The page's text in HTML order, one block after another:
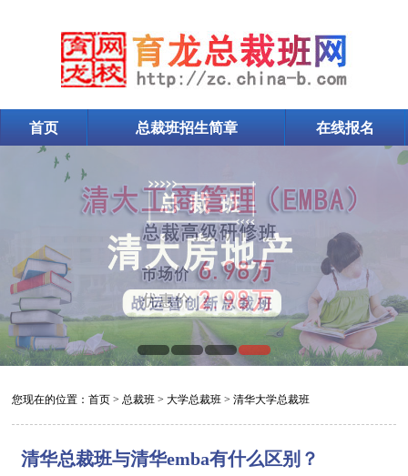
清华大学总裁班
首页 总裁班招生简章 在线报名
您现在的位置：首页 >总裁班 >大学总裁班 >清华大学总裁班
清华总裁班与清华emba有什么区别？